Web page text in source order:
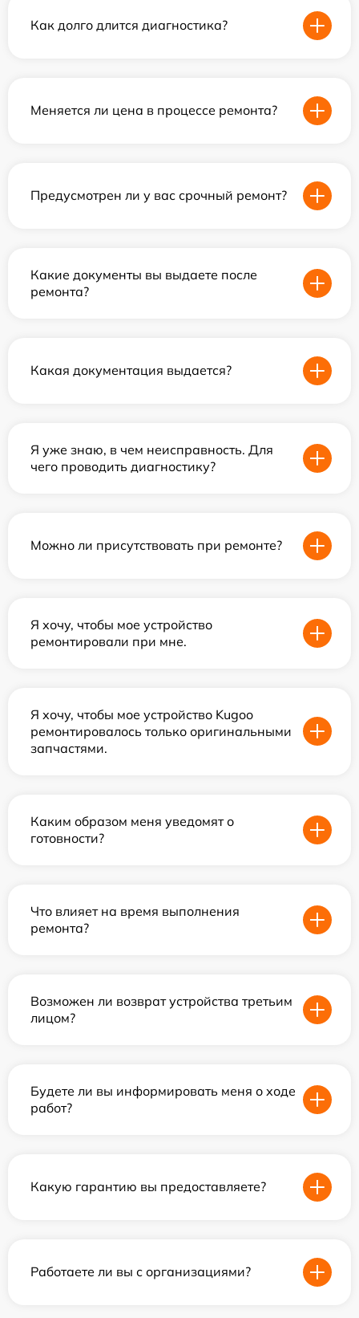
Как долго длится диагностика?
Меняется ли цена в процессе ремонта?
Предусмотрен ли у вас срочный ремонт?
Какие документы вы выдаете после
ремонта?
Какая документация выдается?
Я уже знаю, в чем неисправность. Для
чего проводить диагностику?
Можно ли присутствовать при ремонте?
Я хочу, чтобы мое устройство
ремонтировали при мне.
Я хочу, чтобы мое устройство Kugoo
ремонтировалось только оригинальными
запчастями.
Каким образом меня уведомят о
готовности?
Что влияет на время выполнения
ремонта?
Возможен ли возврат устройства третьим
лицом?
Будете ли вы информировать меня о ходе
работ?
Какую гарантию вы предоставляете?
Работаете ли вы с организациями?